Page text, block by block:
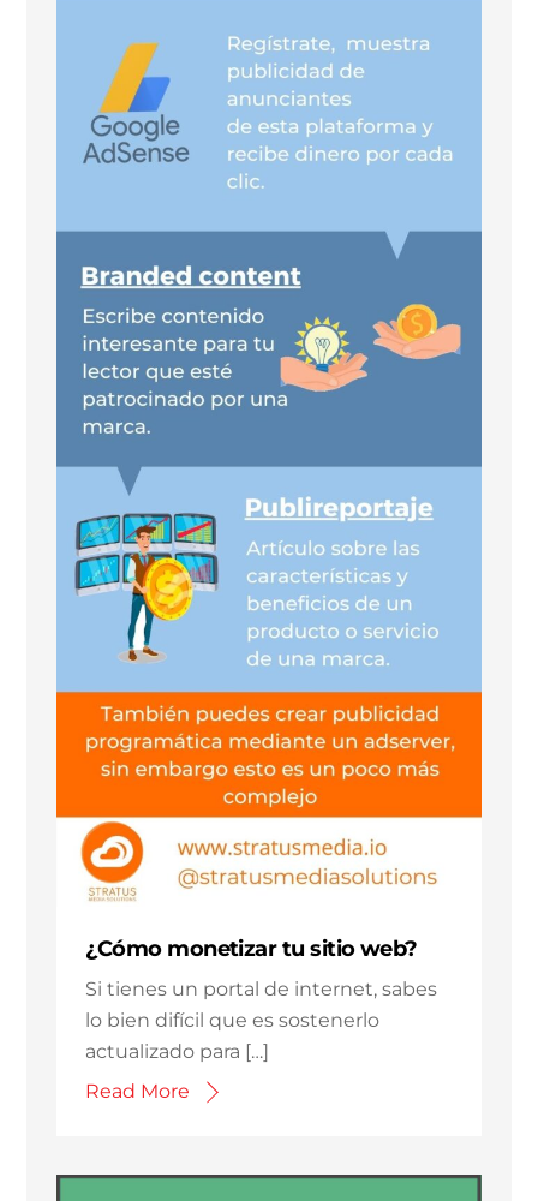
¿Cómo monetizar tu sitio web?
Si tienes un portal de internet, sabes
lo bien difícil que es sostenerlo
actualizado para […]
Read More